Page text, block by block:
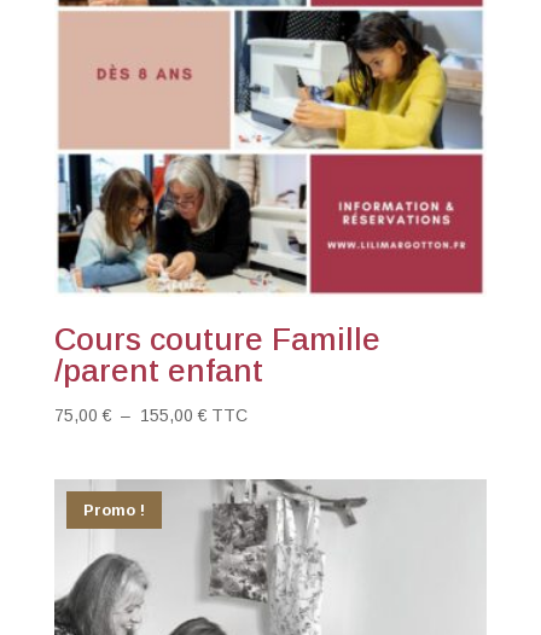
Cours couture Famille
/parent enfant
75,00€ – 155,00€Plage
75,00 €
à
155,00 €
TTC
Promo !